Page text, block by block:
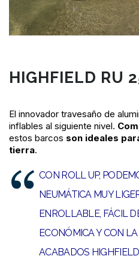
HIGHFIELD RU
El innovador travesaño de
inflables al siguiente nivel.
estos barcos son ideales
tierra.
CON ROLL UP,
NEUMÁTICA MUY
ENROLLABLE, FÁCIL
ECONÓMICA Y CON
ACABADOS HIGHFIELD